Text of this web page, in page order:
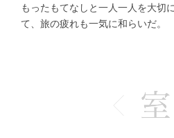
もったもてなしと一人一人を大切
て、旅の疲れも一気に和らいだ。